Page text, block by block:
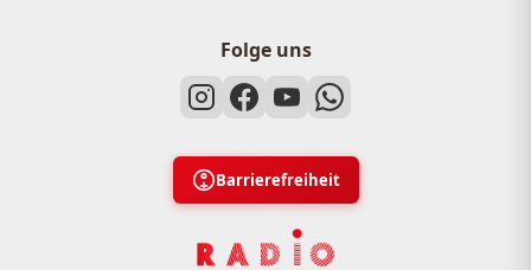
Folge uns
Barrierefreiheit